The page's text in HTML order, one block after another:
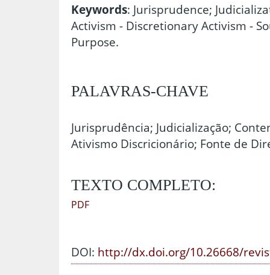
Keywords: Jurisprudence;
Activism - Discretionary Activism -
Purpose.
PALAVRAS-CHAVE
Jurisprudência; Judicialização;
Ativismo Discricionário; Fonte de
TEXTO COMPLETO:
PDF
DOI: http://dx.doi.org/10.26668/